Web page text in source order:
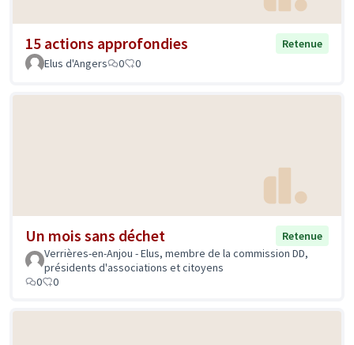
15 actions approfondies
Retenue
Elus d'Angers
0 0
Un mois sans déchet
Retenue
Verrières-en-Anjou - Elus, membre de la commission DD,
présidents d'associations et citoyens
0
0